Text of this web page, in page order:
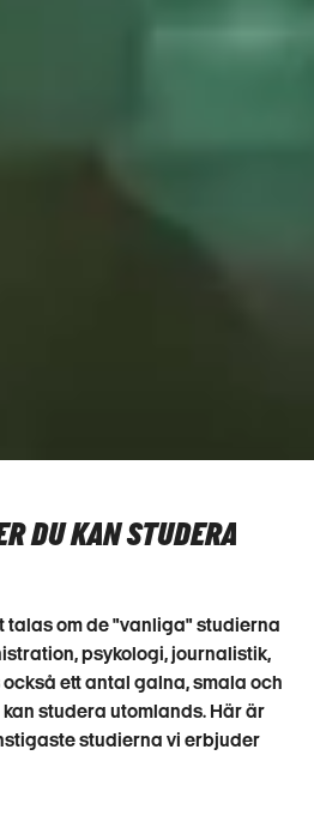
DU KAN STUDERA
talas om de "vanliga" studierna
psykologi, journalistik,
ett antal galna, smala och
studera utomlands. Här är
studierna vi erbjuder